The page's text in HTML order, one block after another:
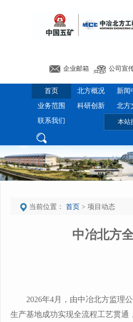
企业邮箱 公司宣
首页 北方概况 新闻
业务范围
科研创新 北方
联系我们
当前位置： 首页> 项目动态
中冶北方
2026年4月，由中冶北方监理
生产基地成功实现全流程工艺贯通